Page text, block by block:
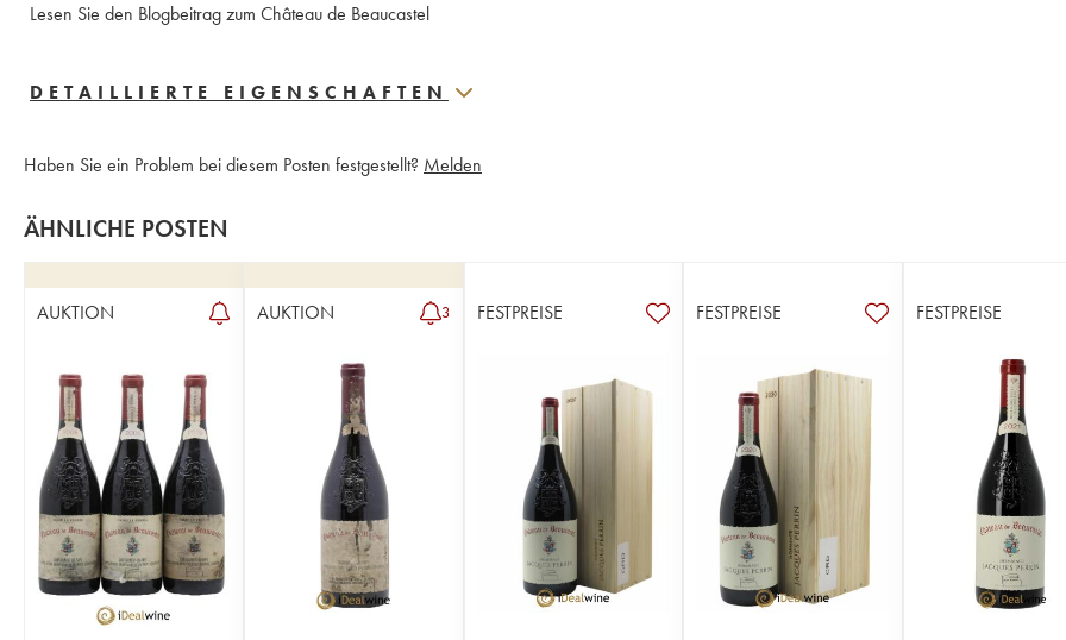
Lesen Sie den Blogbeitrag zum Château de Beaucastel
DETAILLIERTE EIGENSCHAFTEN
Haben Sie ein Problem bei diesem Posten festgestellt? Melden
ÄHNLICHE POSTEN
AUKTION AUKTION 3 FESTPREISE FESTPREISE FESTPREISE